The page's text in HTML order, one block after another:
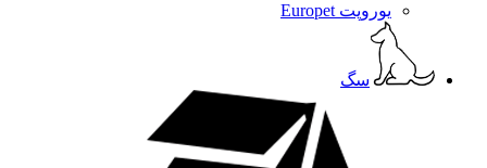
یوروپت Europet
سگ